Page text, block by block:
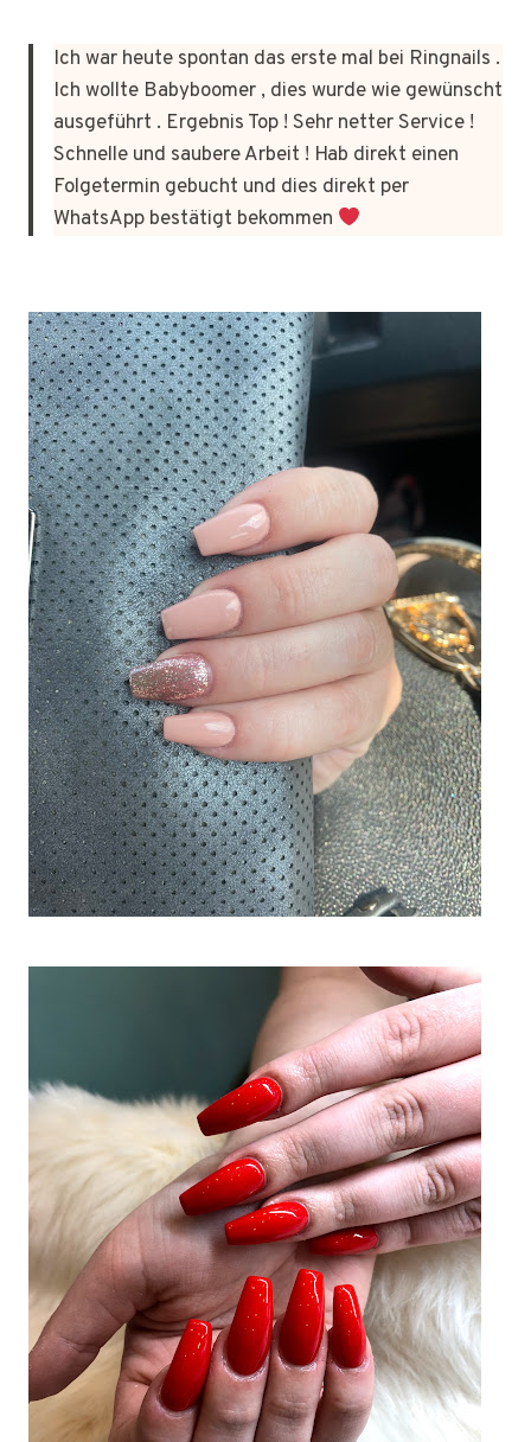
Ich war heute spontan das erste mal bei Ringnails .
Ich wollte Babyboomer , dies wurde wie gewünscht
ausgeführt . Ergebnis Top ! Sehr netter Service !
Schnelle und saubere Arbeit ! Hab direkt einen
Folgetermin gebucht und dies direkt per
WhatsApp bestätigt bekommen